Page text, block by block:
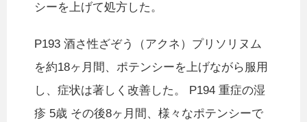
シーを上げて処方した。
P193 酒さ性ざぞう（アクネ）プリソリヌム
を約18ヶ月間、ポテンシーを上げながら服用
し、症状は著しく改善した。 P194 重症の湿
疹 5歳 その後8ヶ月間、様々なポテンシーで